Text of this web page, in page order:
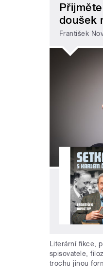
doušek
František
Literární fikce,
spisovatele,
trochu jinou